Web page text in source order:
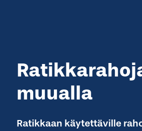
muualla
Ratikkaan käytettäville